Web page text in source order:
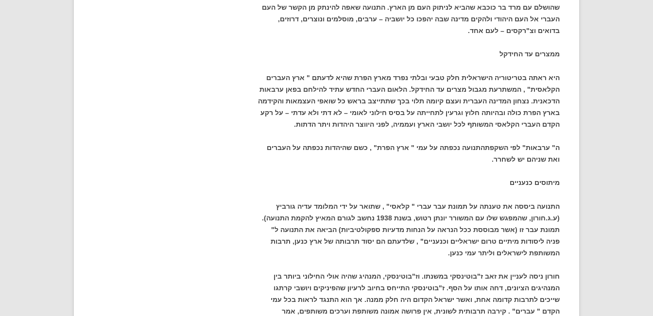
שהושלם עם מרד בר כוכבא שהביא לניתוק העם מן הארץ. התנועה שאפה להינתק מן הקשר של העם
העברי אל העם היהודי ולהקים מדינה שבה יהפכו כל יושביה – ערבים, מוסלמים ונוצרים, דרוזים,
בדואים וצ"רקסים – לעם אחד.
ממצרים עד החידקל
היא ראתה בטריטוריה הישראלית חלק טבעי ובלתי נפרד מארץ הפרת שהיא לדעתם " ארץ העברים
הקלאסית" , המשתרעת מגבול מצרים עד החידקל. הלאום העברי החדש עתיד להילחם בפאן ערבאות
הדכאנית. נצחון המדינה העברית ועצם קיומה תלוי בכך שתתייצב בראש כל שואפי העצמאות והקידמה
בארץ הפרת כולה ובהיותה חלוץ וגרעין לתחייתה על בסיס חילוני לאומי – לא דתי ולא עדתי – על רקע
הקדם העברי הקלאסי המשותף לכל יושבי הארץ ועממיה, לפני היווצר היהדות ויתר הדתות.
ה" ערבאות" לפי השקפתהתנועה נכפתה על עמי " ארץ הפרת" , כשם שהיהדות נכפתה על העברים
ואת שניהם יש לשחרר.
מיתוסים כנעניים
התנועה ביססה את טענתה על תמונת עבר עברי " קלאסי" , שתואר על ידי המלומד עדיה גורביץ
(ע.ג.חורון, שהמפגש שלו עם המשורר יונתן רטוש, בשנת 1938 נחשב לגורם המאיץ להקמת התנועה).
תמונת עבר זו (אשר מבוססת ככל הנראה על הנחות מדעיות ספקולטיביות) הביאה את התנועה ל"
פניה ליסודות מיתיים טרום ישראליים וכנעניים" , שלדעתם הם יסוד תרבותה של ארץ כנען, תרבות
המשותפת לישראלים וליתר עמי כנען.
חורון ניסה לעניין את זאב ז"בוטינסקי במשנתו. וז"בוטינסקי, המנהיג שהיה אולי החילוני ביותר בין
המנהיגים הציונים, דחה אותו על הסף. ז"בוטינסקי התייחס בחיוב לרעיון שהפיניקים ויושבי קרתגו
שייכים לתרבות קדומה אחת, ואשר ישראל הקדום היה חלק ממנה. אך הוא התנגד לראות בכל עמי
הקדם " עברים" . קירבה תרבותית לשונית, אין פרושה אמונה משותפת וערכים משותפים, אמר